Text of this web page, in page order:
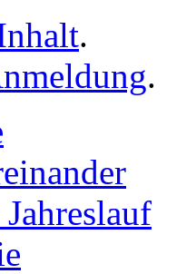
.
.